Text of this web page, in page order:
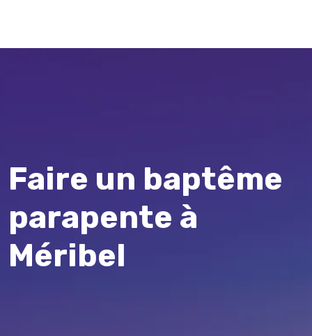
Faire un baptême
parapente à
Méribel